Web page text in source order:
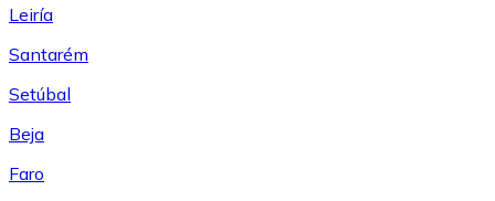
Leiría
Santarém
Setúbal
Beja
Faro